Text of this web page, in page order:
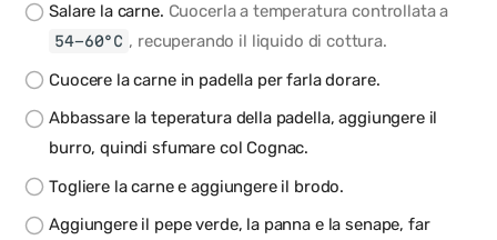
Salare la carne. Cuocerla a temperatura controllata a
54-60°C , recuperando il liquido di cottura.
Cuocere la carne in padella per farla dorare.
Abbassare la teperatura della padella, aggiungere il
burro, quindi sfumare col Cognac.
Togliere la carne e aggiungere il brodo.
Aggiungere il pepe verde, la panna e la senape, far